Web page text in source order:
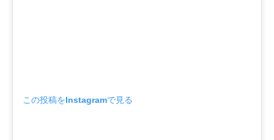
この投稿をInstagramで見る